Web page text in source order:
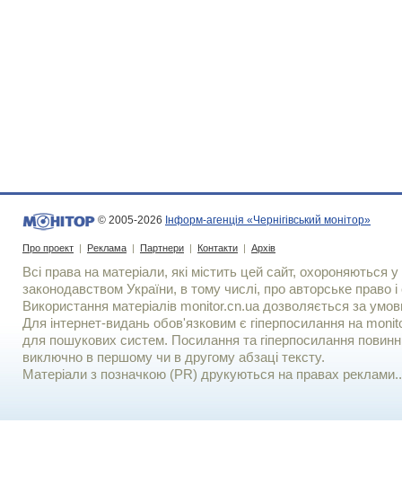
© 2005-2026 Інформ-агенція «Чернігівський монітор»
Про проект | Реклама | Партнери | Контакти | Архів
Всі права на матеріали, які містить цей сайт, охороняються у
законодавством України, в тому числі, про авторське право і
Використання матерiалiв monitor.cn.ua дозволяється за
Для iнтернет-видань обов'язковим є гiперпосилання на
для пошукових систем. Посилання та гіперпосилання
виключно в першому чи в другому абзаці тексту.
Матеріали з позначкою (PR) друкуються на правах реклами..